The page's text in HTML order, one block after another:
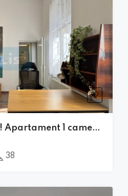
FARA COMISION! Apartament 1 camera 38mp, zona UMF, CLINICILOR, Central
38